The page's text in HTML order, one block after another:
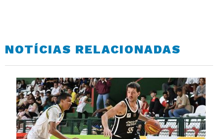
NOTÍCIAS RELACIONADAS